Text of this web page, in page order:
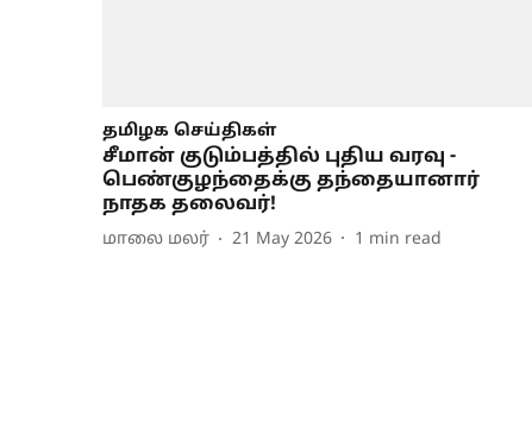
தமிழக செய்திகள்
சீமான் குடும்பத்தில் புதிய வரவு -
பெண்குழந்தைக்கு தந்தையானார்
நாதக தலைவர்!
மாலை மலர் 21 May 2026 1 min read